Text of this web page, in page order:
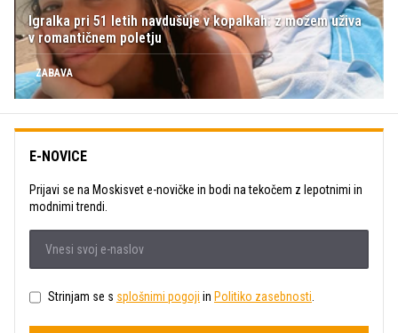
Igralka pri 51 letih navdušuje v kopalkah: z možem uživa
v romantičnem poletju
ZABAVA
E-NOVICE
Prijavi se na Moskisvet e-novičke in bodi na tekočem z lepotnimi in
modnimi trendi.
Strinjam se s splošnimi pogoji in Politiko zasebnosti